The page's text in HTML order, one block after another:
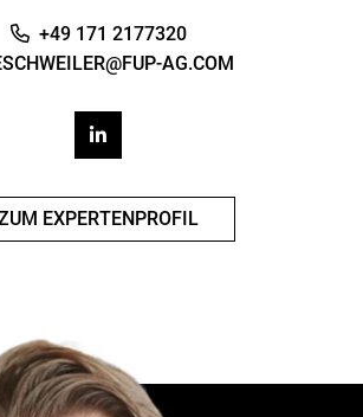
+49 171 2177320
AG.COM
EXPERTENPROFIL